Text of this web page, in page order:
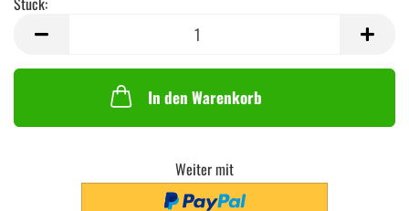
In den Warenkorb
Weiter mit